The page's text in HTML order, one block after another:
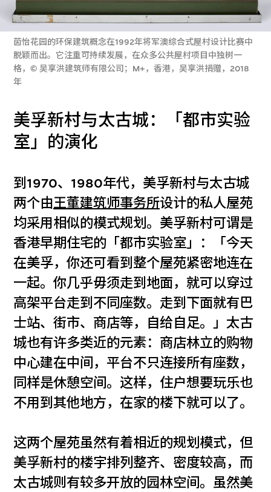
茵怡花园的环保建筑概念在1992年将军澳综合式屋村设计比赛中
脱颖而出。它注重可持续发展，在众多公共屋村项目中独树一
格，© 吴享洪建筑师有限公司；M+，香港，吴享洪捐赠，2018
年
美孚新村与太古城：「都市实验
室」的演化
到1970、1980年代，美孚新村与太古城
两个由王董建筑师事务所设计的私人屋苑
均采用相似的模式规划。美孚新村可谓是
香港早期住宅的「都市实验室」：「今天
在美孚，你还可看到整个屋苑紧密地连在
一起。你几乎毋须走到地面，就可以穿过
高架平台走到不同座数。走到下面就有巴
士站、街市、商店等，自给自足。」太古
城也有许多类近的元素：商店林立的购物
中心建在中间，平台不只连接所有座数，
同样是休憩空间。这样，住户想要玩乐也
不用到其他地方，在家的楼下就可以了。
这两个屋苑虽然有着相近的规划模式，但
美孚新村的楼宇排列整齐、密度较高，而
太古城则有较多开放的园林空间。虽然美